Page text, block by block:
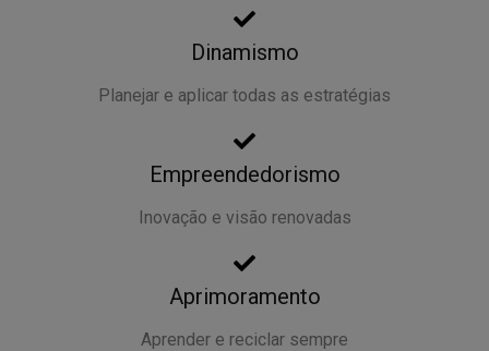
Dinamismo
Planejar e aplicar todas as estratégias
Empreendedorismo
Inovação e visão renovadas
Aprimoramento
Aprender e reciclar sempre